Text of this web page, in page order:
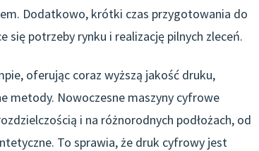
Dodatkowo, krótki czas przygotowania do
się potrzeby rynku i realizację pilnych zleceń.
oferując coraz wyższą jakość druku,
metody. Nowoczesne maszyny cyfrowe
i na różnorodnych podłożach, od
To sprawia, że druk cyfrowy jest